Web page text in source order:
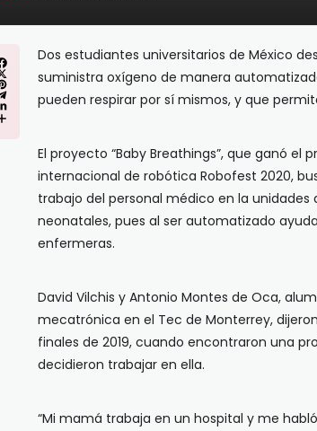
Dos estudiantes universitarios de México
suministra oxígeno de manera
pueden respirar por sí mismos, y que
El proyecto “Baby Breathings”, que ganó el
internacional de robótica Robofest 2020,
trabajo del personal médico en la unidades
neonatales, pues al ser automatizado
enfermeras.
David Vilchis y Antonio Montes de Oca,
mecatrónica en el Tec de Monterrey,
finales de 2019, cuando encontraron una
decidieron trabajar en ella.
“Mi mamá trabaja en un hospital y me